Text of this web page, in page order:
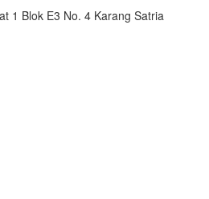
1 Blok E3 No. 4 Karang Satria